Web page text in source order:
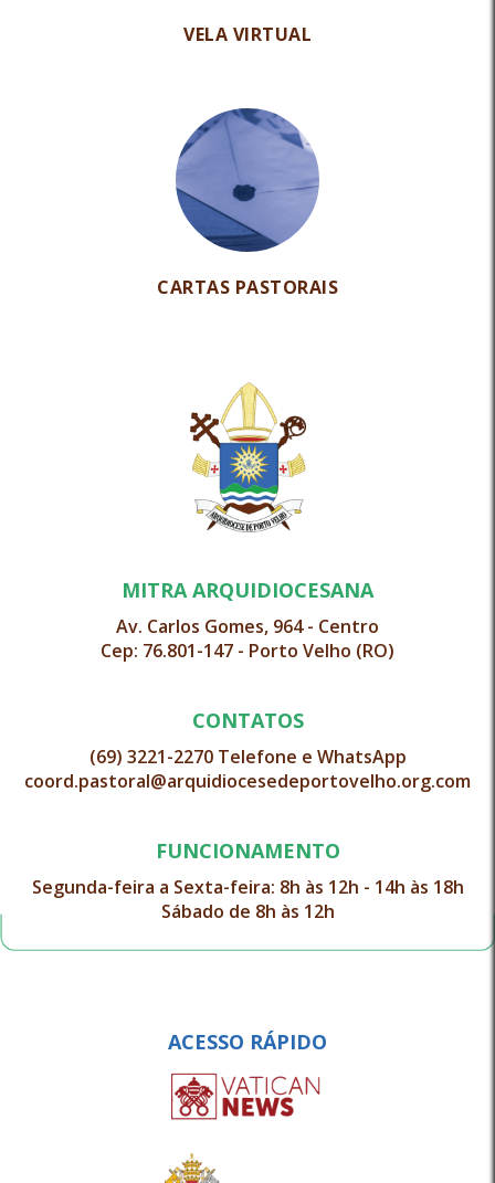
VELA VIRTUAL
CARTAS PASTORAIS
MITRA ARQUIDIOCESANA
Av. Carlos Gomes, 964 - Centro
Cep: 76.801-147 - Porto Velho (RO)
CONTATOS
(69) 3221-2270 Telefone e WhatsApp
coord.pastoral@arquidiocesedeportovelho.org.com
FUNCIONAMENTO
Segunda-feira a Sexta-feira: 8h às 12h - 14h às 18h
Sábado de 8h às 12h
ACESSO RÁPIDO